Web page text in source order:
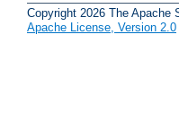
Copyright 2026 The Apache
Apache License, Version 2.0